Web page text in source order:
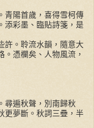
青陽首歲，喜得雪柯傳
添彩墨、臨貼詩箋，是
許。聆流水韻，隨意大
。憑欄矣、人物風流，
尋遍秋聲，別南歸秋
更夢斷。秋詞三疊，半